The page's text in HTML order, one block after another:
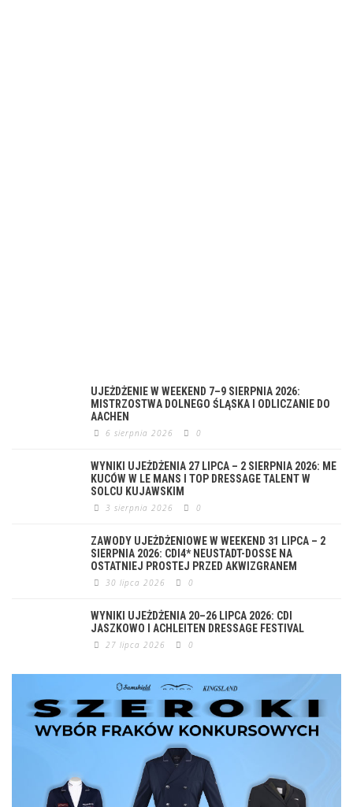
UJEŻDŻENIE W WEEKEND 7–9 SIERPNIA 2026:
MISTRZOSTWA DOLNEGO ŚLĄSKA I ODLICZANIE DO
AACHEN
6 sierpnia 2026 0
WYNIKI UJEŻDŻENIA 27 LIPCA – 2 SIERPNIA 2026: ME
KUCÓW W LE MANS I TOP DRESSAGE TALENT W
SOLCU KUJAWSKIM
3 sierpnia 2026 0
ZAWODY UJEŻDŻENIOWE W WEEKEND 31 LIPCA – 2
SIERPNIA 2026: CDI4* NEUSTADT-DOSSE NA
OSTATNIEJ PROSTEJ PRZED AKWIZGRANEM
30 lipca 2026 0
WYNIKI UJEŻDŻENIA 20–26 LIPCA 2026: CDI
JASZKOWO I ACHLEITEN DRESSAGE FESTIVAL
27 lipca 2026 0